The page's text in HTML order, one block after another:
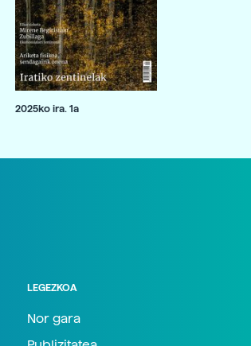
2025ko ira. 1a
LEGEZKOA
Nor gara